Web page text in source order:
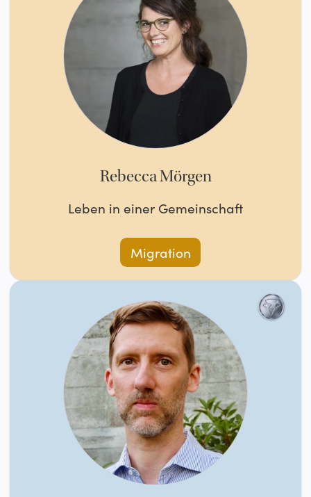
Rebecca Mörgen
Leben in einer Gemeinschaft
Migration